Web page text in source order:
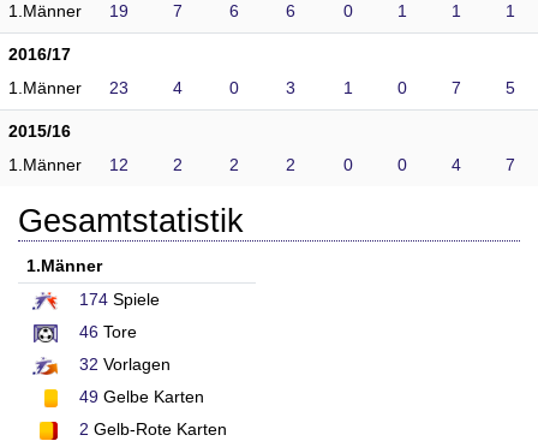
1.Männer
19 7 6 6 0 1 1 1
2016/17
1.Männer
23 4 0 3 1 0 7 5
2015/16
1.Männer
12 2 2 2 0 0 4 7
Gesamtstatistik
1.Männer
174 Spiele
46 Tore
32 Vorlagen
49 Gelbe Karten
2 Gelb-Rote Karten